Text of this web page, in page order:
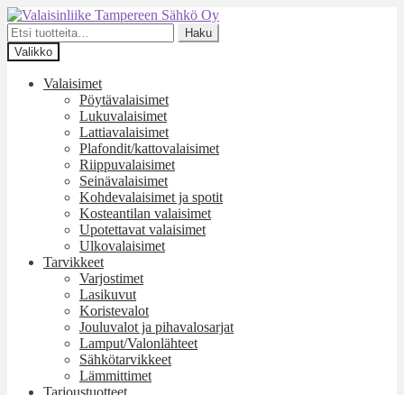
Siirry
navigointiin
Siirry
sisältöön
Etsi:
Haku
Valikko
Valaisimet
Pöytävalaisimet
Lukuvalaisimet
Lattiavalaisimet
Plafondit/kattovalaisimet
Riippuvalaisimet
Seinävalaisimet
Kohdevalaisimet ja spotit
Kosteantilan valaisimet
Upotettavat valaisimet
Ulkovalaisimet
Tarvikkeet
Varjostimet
Lasikuvut
Koristevalot
Jouluvalot ja pihavalosarjat
Lamput/Valonlähteet
Sähkötarvikkeet
Lämmittimet
Tarjoustuotteet